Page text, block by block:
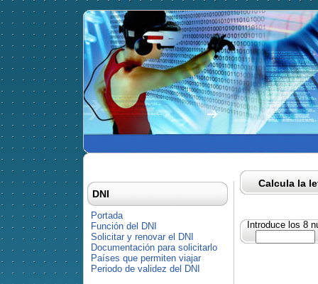
Calcula la
Introduce los 8
DNI
Portada
Función del DNI
Solicitar y renovar el DNI
Documentación para solicitarlo
Países que permiten viajar
Periodo de validez del DNI